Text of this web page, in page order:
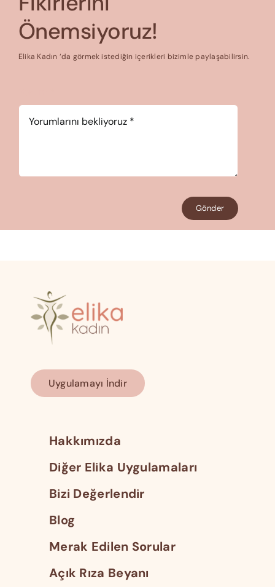
Önemsiyoruz!
Elika Kadın ‘da görmek istediğin içerikleri bizimle paylaşabilirsin.
Gönder
Uygulamayı İndir
Hakkımızda
Diğer Elika Uygulamaları
Bizi Değerlendir
Blog
Merak Edilen Sorular
Açık Rıza Beyanı